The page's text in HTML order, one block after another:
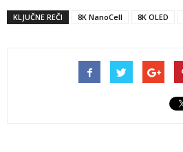
KLJUČNE REČI 8K NanoCell 8K OLED